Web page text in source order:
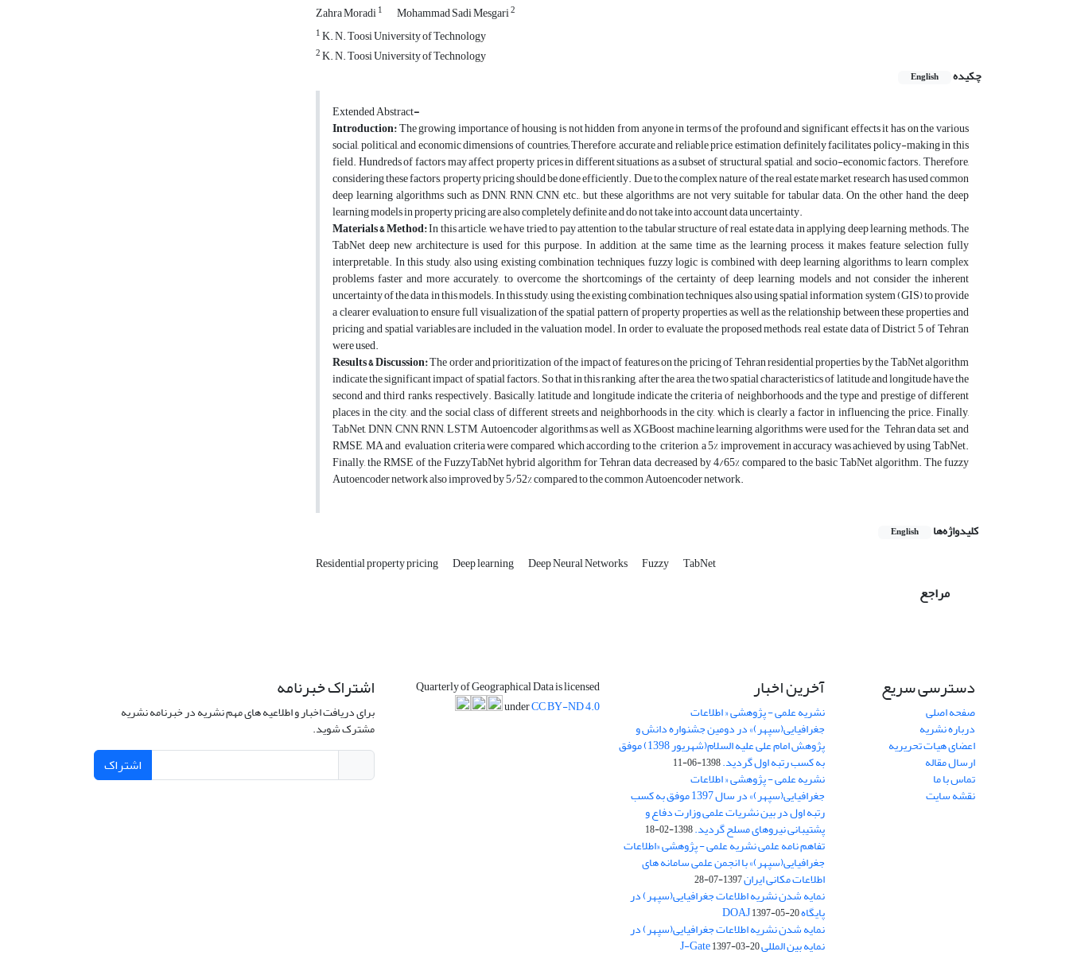
Zahra Moradi1 Mohammad Sadi Mesgari2
1K. N. Toosi University of Technology
2K. N. Toosi University of Technology
چکیده
English
Extended Abstract-
Introduction:The growing importance of housing is not hidden from anyone in terms of the profound and significant effects it has on the various
social, political, and economic dimensions of countries; Therefore, accurate and reliable price estimation definitely facilitates policy-making in this
field. Hundreds of factors may affect property prices in different situations as a subset of structural, spatial, and socio-economic factors. Therefore,
considering these factors, property pricing should be done efficiently. Due to the complex nature of the real estate market, research has used common
deep learning algorithms such as DNN, RNN, CNN, etc., but these algorithms are not very suitable for tabular data. On the other hand, the deep
learning models in property pricing are also completely definite and do not take into account data uncertainty.
Materials & Method:In this article, we have tried to pay attention to the tabular structure of real estate data in applying deep learning methods. The
TabNet deep new architecture is used for this purpose. In addition, at the same time as the learning process, it makes feature selection fully
interpretable. In this study, also using existing combination techniques, fuzzy logic is combined with deep learning algorithms to learn complex
problems faster and more accurately, to overcome the shortcomings of the certainty of deep learning models and not consider the inherent
uncertainty of the data in this models. In this study, using the existing combination techniques, also using spatial information system (GIS) to provide
a clearer evaluation to ensure full visualization of the spatial pattern of property properties as well as the relationship between these properties and
pricing and spatial variables are included in the valuation model. In order to evaluate the proposed methods, real estate data of District 5 of Tehran
were used.
Results & Discussion:The order and prioritization of the impact of features on the pricing of Tehran residential properties by the TabNet algorithm
indicate the significant impact of spatial factors. So that in this ranking, after the area, the two spatial characteristics of latitude and longitude have the
second and third ranks, respectively. Basically, latitude and longitude indicate the criteria of neighborhoods and the type and prestige of different
places in the city, and the social class of different streets and neighborhoods in the city, which is clearly a factor in influencing the price. Finally,
TabNet, DNN, CNN, RNN, LSTM, Autoencoder algorithms as well as XGBoost machine learning algorithms were used for the Tehran data set, and
RMSE, MA and evaluation criteria were compared, which according to the criterion, a 5% improvement in accuracy was achieved by using TabNet.
Finally, the RMSE of the FuzzyTabNet hybrid algorithm for Tehran data decreased by 4/65% compared to the basic TabNet algorithm. The fuzzy
Autoencoder network also improved by 5/52% compared to the common Autoencoder network.
کلیدواژه‌ها English
Residential property pricing Deep learning Deep Neural Networks Fuzzy TabNet
مراجع
دسترسی سریع
صفحه اصلی
درباره نشریه
اعضای هیات تحریریه
ارسال مقاله
تماس با ما
نقشه سایت
آخرین اخبار
نشریه علمی - پژوهشی « اطلاعات
جغرافیایی(سپهر)» در دومین جشنواره دانش و
پژوهش امام علی علیه السلام(شهریور 1398) موفق
به کسب رتبه اول گردید.1398-06-11
نشریه علمی - پژوهشی « اطلاعات
جغرافیایی(سپهر)» در سال 1397 موفق به کسب
رتبه اول در بین نشریات علمی وزارت دفاع و
پشتیبانی نیروهای مسلح گردید.1398-02-18
تفاهم نامه علمی نشریه علمی - پژوهشی «اطلاعات
جغرافیایی(سپهر)» با انجمن علمی سامانه های
اطلاعات مکانی ایران1397-07-28
نمایه شدن نشریه اطلاعات جغرافیایی(سپهر) در
پایگاه DOAJ1397-05-20
نمایه شدن نشریه اطلاعات جغرافیایی(سپهر) در
نمایه بین المللی J-Gate1397-03-20
Quarterly of Geographical Data is licensed
underCC BY-ND 4.0
اشتراک خبرنامه
برای دریافت اخبار و اطلاعیه های مهم نشریه در خبرنامه نشریه
مشترک شوید.
اشتراک